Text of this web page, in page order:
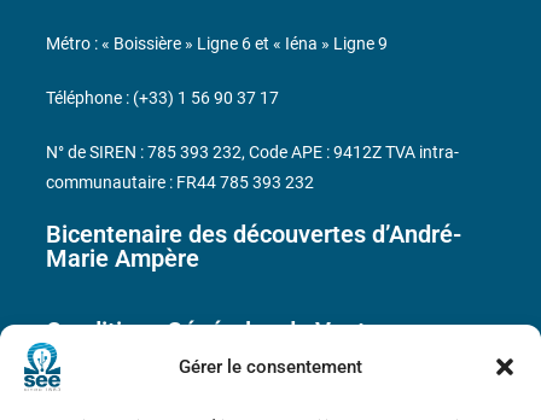
Gérer le consentement
Bicentenaire des découvertes d’André-
Marie Ampère
Conditions Générales de Vente
Métro : « Boissière » Ligne 6 et « Iéna » Ligne 9
Téléphone : (+33) 1 56 90 37 17
N° de SIREN : 785 393 232, Code APE : 9412Z TVA intra-
communautaire : FR44 785 393 232